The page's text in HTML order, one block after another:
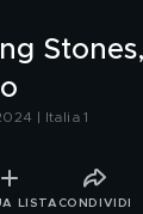
| Italia 1
LISTA CONDIVIDI